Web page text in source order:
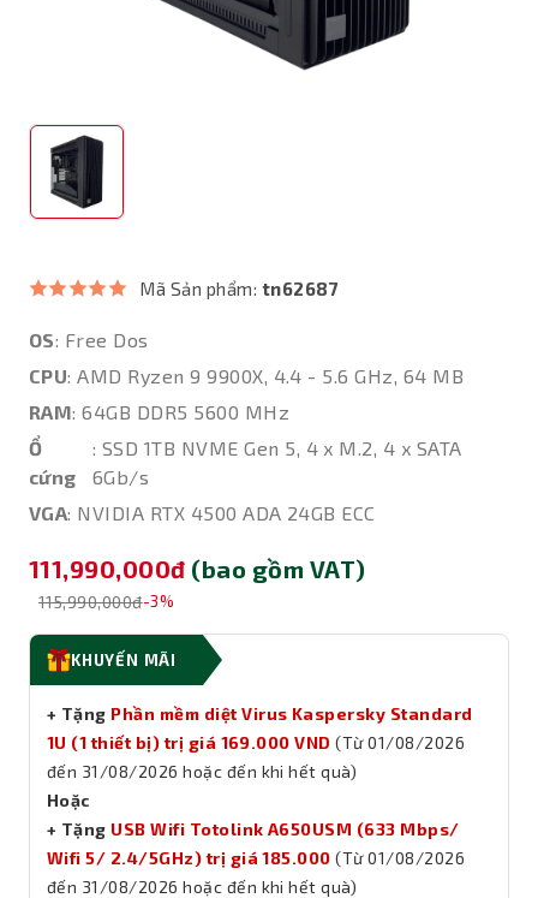
Mã Sản phẩm: tn62687
OS: Free Dos
CPU: AMD Ryzen 9 9900X, 4.4 - 5.6 GHz, 64 MB
RAM: 64GB DDR5 5600 MHz
Ổ
cứng
: SSD 1TB NVME Gen 5, 4 x M.2, 4 x SATA
6Gb/s
VGA: NVIDIA RTX 4500 ADA 24GB ECC
111,990,000đ (bao gồm VAT)
115,990,000đ-3%
KHUYẾN MÃI
+ Tặng Phần mềm diệt Virus Kaspersky Standard
1U (1 thiết bị) trị giá 169.000 VND (Từ 01/08/2026
đến 31/08/2026 hoặc đến khi hết quà)
Hoặc
+ Tặng USB Wifi Totolink A650USM (633 Mbps/
Wifi 5/ 2.4/5GHz) trị giá 185.000 (Từ 01/08/2026
đến 31/08/2026 hoặc đến khi hết quà)